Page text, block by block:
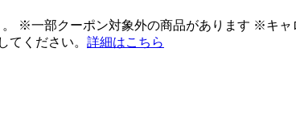
※一部クーポン対象外の商品があります ※キ
てください。 詳細はこちら